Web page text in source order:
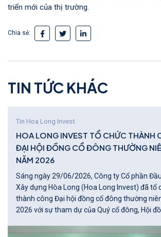
triển mới của thị trường.
Chia sẻ:
TIN TỨC KHÁC
Tin Hoa Long Invest
HOA LONG INVEST TỔ CHỨC THÀNH
ĐẠI HỘI ĐỒNG CỔ ĐÔNG THƯỜNG
NĂM 2026
Sáng ngày 29/06/2026, Công ty Cổ phần
Xây dựng Hòa Long (Hoa Long Invest) đã tổ
thành công Đại hội đồng cổ đông thường
2026 với sự tham dự của Quý cổ đông, Hội
khách mời.